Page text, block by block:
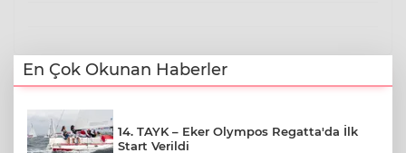
En Çok Okunan Haberler
14. TAYK – Eker Olympos Regatta'da İlk
Start Verildi